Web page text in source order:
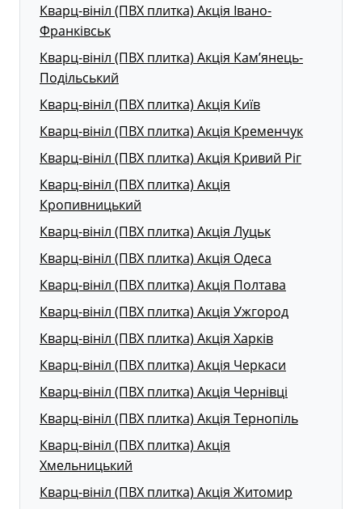
Кварц-вініл (ПВХ плитка) Акція Івано-
Франківськ
Кварц-вініл (ПВХ плитка) Акція Кам’янець-
Подільський
Кварц-вініл (ПВХ плитка) Акція Київ
Кварц-вініл (ПВХ плитка) Акція Кременчук
Кварц-вініл (ПВХ плитка) Акція Кривий Ріг
Кварц-вініл (ПВХ плитка) Акція
Кропивницький
Кварц-вініл (ПВХ плитка) Акція Луцьк
Кварц-вініл (ПВХ плитка) Акція Одеса
Кварц-вініл (ПВХ плитка) Акція Полтава
Кварц-вініл (ПВХ плитка) Акція Ужгород
Кварц-вініл (ПВХ плитка) Акція Харків
Кварц-вініл (ПВХ плитка) Акція Черкаси
Кварц-вініл (ПВХ плитка) Акція Чернівці
Кварц-вініл (ПВХ плитка) Акція Тернопіль
Кварц-вініл (ПВХ плитка) Акція
Хмельницький
Кварц-вініл (ПВХ плитка) Акція Житомир